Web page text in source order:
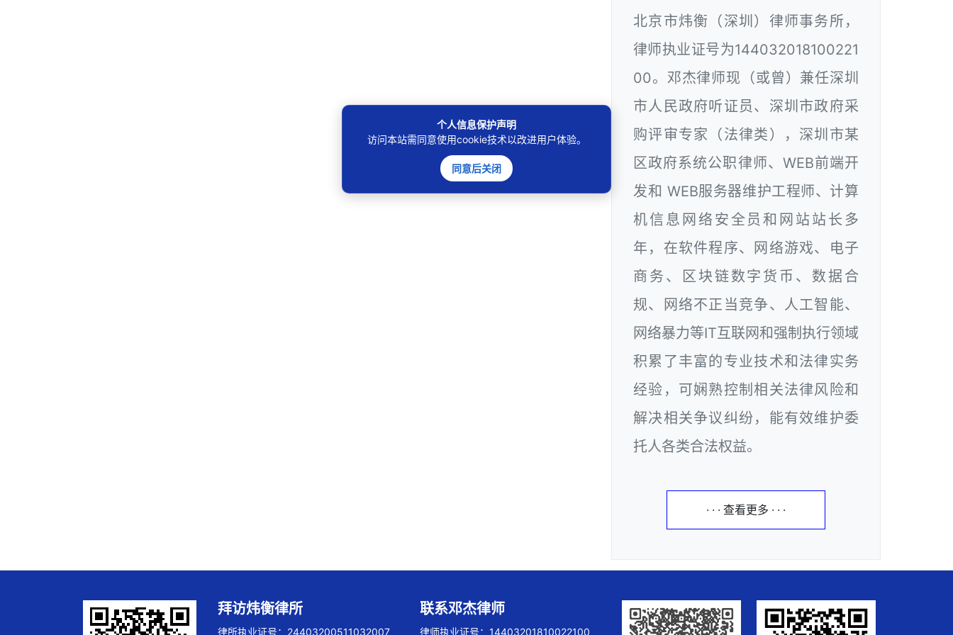
北京市炜衡（深圳）律师事务所，
律师执业证号为144032018100221
00。邓杰律师现（或曾）兼任深圳
市人民政府听证员、深圳市政府采
购评审专家（法律类），深圳市某
区政府系统公职律师、WEB前端开
发和 WEB服务器维护工程师、计算
机信息网络安全员和网站站长多
年，在软件程序、网络游戏、电子
商务、区块链数字货币、数据合
规、网络不正当竞争、人工智能、
网络暴力等IT互联网和强制执行领域
积累了丰富的专业技术和法律实务
经验，可娴熟控制相关法律风险和
解决相关争议纠纷，能有效维护委
托人各类合法权益。
· · · 查看更多 · · ·
拜访炜衡律所
律所执业证号：24403200511032007
联系邓杰律师
律师执业证号：14403201810022100
个人信息保护声明
访问本站需同意使用cookie技术以改进用户体验。
同意后关闭